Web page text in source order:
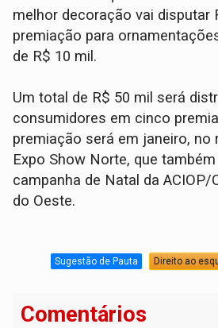
melhor decoração vai disputar
premiação para
de R$ 10 mil.
Um total de R$ 50 mil será
consumidores em cinco
premiação será em janeiro, no
Expo Show Norte, que
campanha de Natal da ACIOP/
do Oeste.
Sugestão de Pauta Direito ao
Comentários